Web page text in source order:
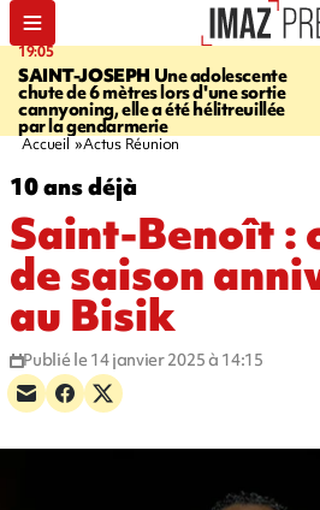
19:05
SAINT-JOSEPH Une adolescente
chute de 6 mètres lors d'une sortie
cannyoning, elle a été hélitreuillée
par la gendarmerie
Accueil Actus Réunion
10 ans déjà
Saint-Benoît :
de saison
au Bisik
Publié le 14 janvier 2025 à 14:15